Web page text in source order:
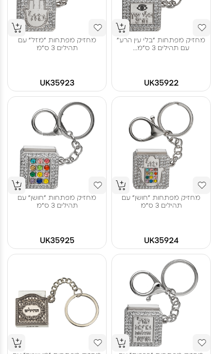
מחזיק מפתחות "בלי עין הרע"
עם תהילים 3 ס"מ...
UK35922
מחזיק מפתחות "מזל" עם
תהילים 3 ס"מ
UK35923
מחזיק מפתחות "חושן" עם
תהילים 3 ס"מ
UK35924
מחזיק מפתחות "חושן" עם
תהילים 3 ס"מ
UK35925